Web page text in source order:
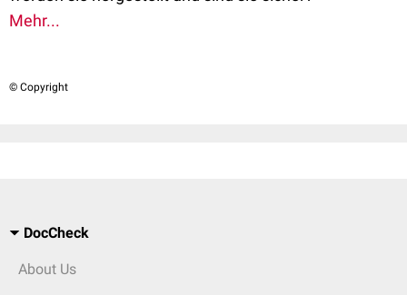
Mehr...
© Copyright
DocCheck
About Us